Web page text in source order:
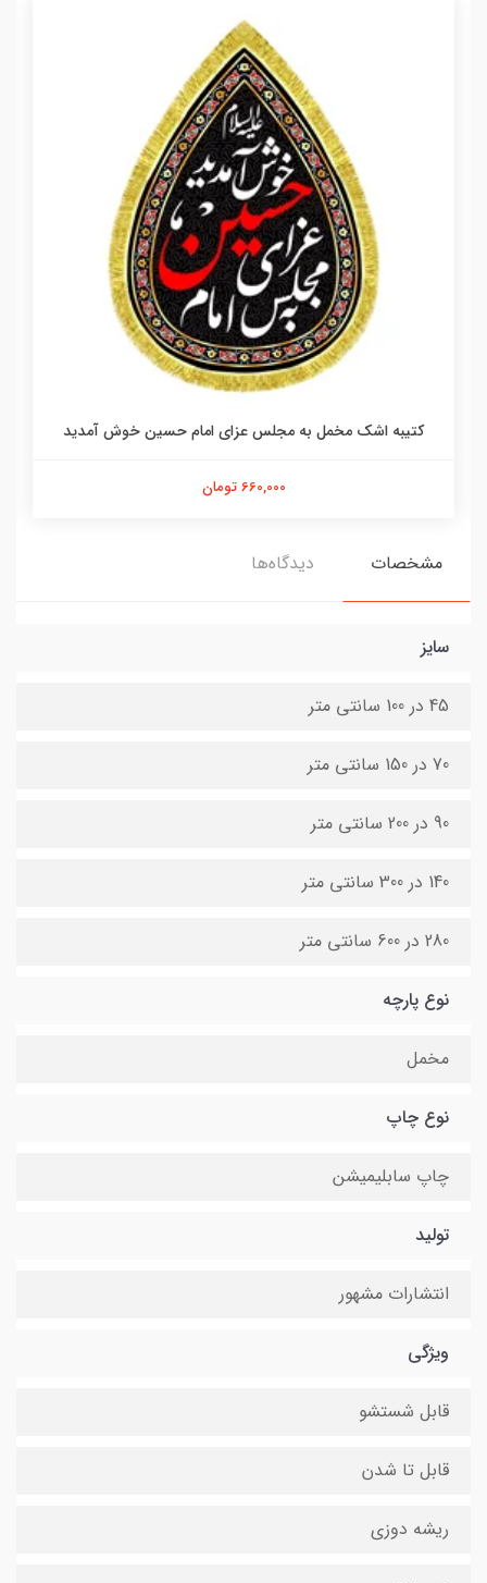
کتیبه اشک مخمل به مجلس عزای امام حسین خوش آمدید
660,000 تومان
مشخصات دیدگاه‌ها
سایز
45 در 100 سانتی متر
70 در 150 سانتی متر
90 در 200 سانتی متر
140 در 300 سانتی متر
280 در 600 سانتی متر
نوع پارچه
مخمل
نوع چاپ
چاپ سابلیمیشن
تولید
انتشارات مشهور
ویژگی
قابل شستشو
قابل تا شدن
ریشه دوزی